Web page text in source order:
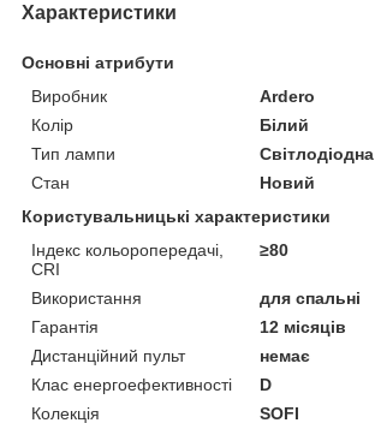
Характеристики
Основні атрибути
Виробник
Ardero
Колір
Білий
Тип лампи
Світлодіодна
Стан
Новий
Користувальницькі характеристики
Індекс кольоропередачі,
CRI
≥80
Використання
для спальні
Гарантія
12 місяців
Дистанційний пульт
немає
Клас енергоефективності
D
Колекція
SOFI